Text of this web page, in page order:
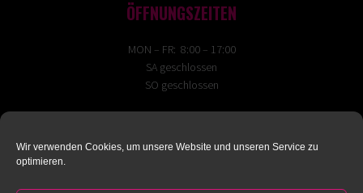
Wir verwenden Cookies, um unsere Website und unseren Service zu
optimieren.
ÖFFNUNGSZEITEN
MON – FR: 8:00 – 17:00
SA geschlossen
SO geschlossen